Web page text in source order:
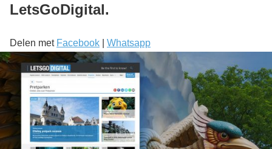
LetsGoDigital.
Delen met Facebook Whatsapp